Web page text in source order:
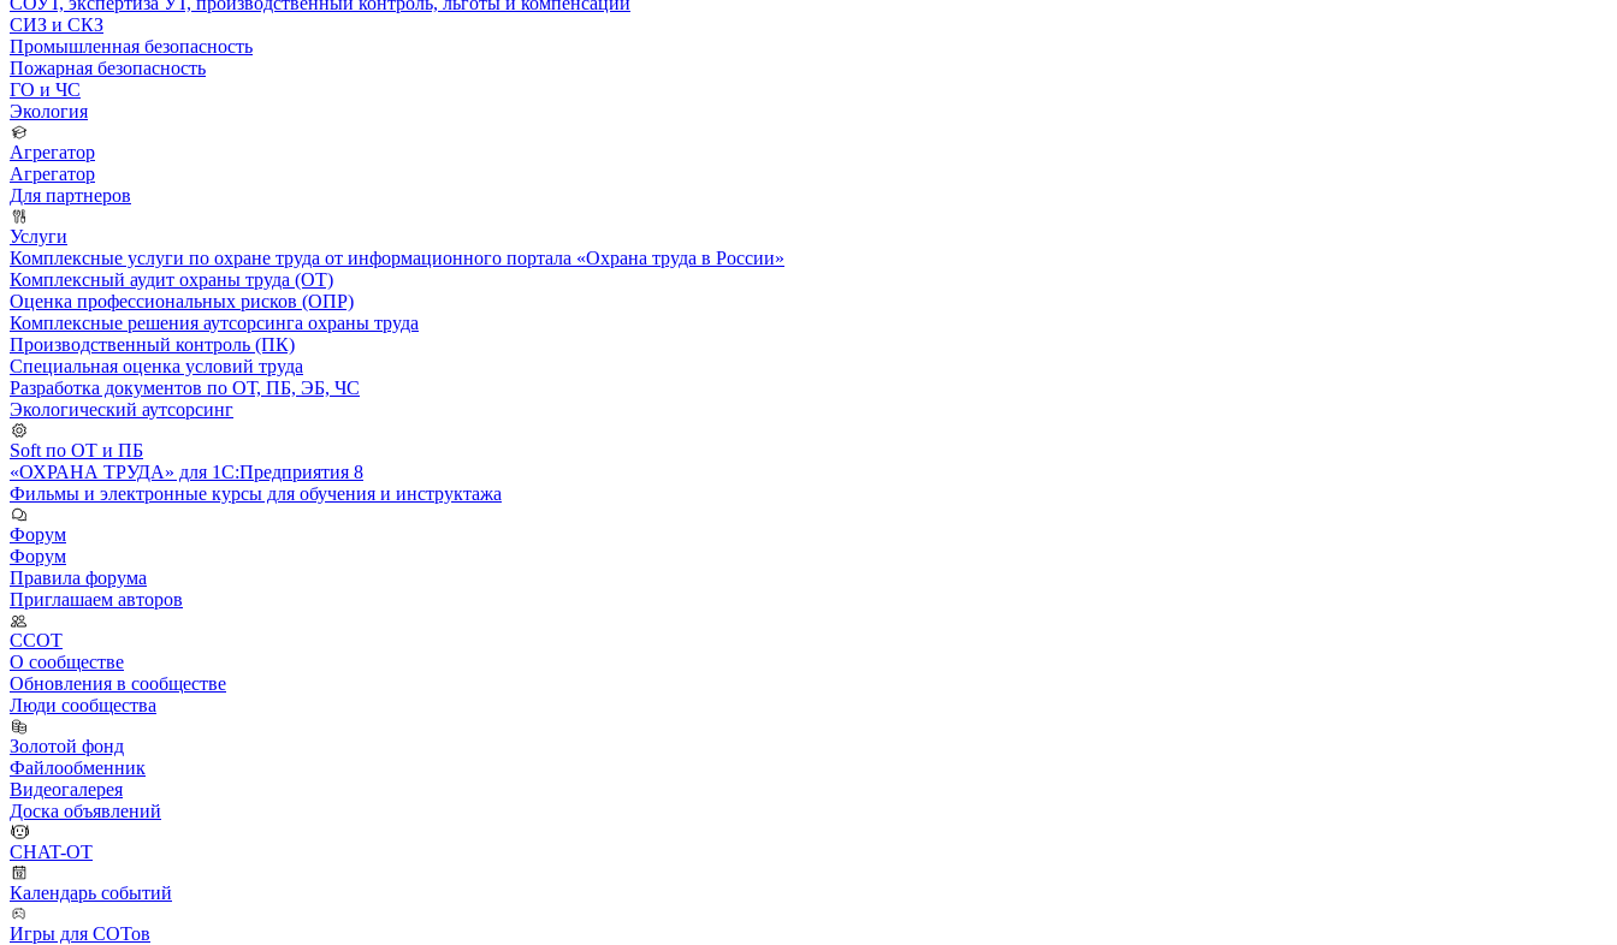
СИЗ и СКЗ
Промышленная безопасность
Пожарная безопасность
ГО и ЧС
Экология
Агрегатор
Агрегатор
Для партнеров
Услуги
Комплексные услуги по охране труда от информационного портала «Охрана труда в России»
Комплексный аудит охраны труда (ОТ)
Оценка профессиональных рисков (ОПР)
Комплексные решения аутсорсинга охраны труда
Производственный контроль (ПК)
Специальная оценка условий труда
Разработка документов по ОТ, ПБ, ЭБ, ЧС
Экологический аутсорсинг
Soft по ОТ и ПБ
«ОХРАНА ТРУДА» для 1С:Предприятия 8
Фильмы и электронные курсы для обучения и инструктажа
Форум
Форум
Правила форума
Приглашаем авторов
ССОТ
О сообществе
Обновления в сообществе
Люди сообщества
Золотой фонд
Файлообменник
Видеогалерея
Доска объявлений
CHAT-OT
Календарь событий
Игры для СОТов